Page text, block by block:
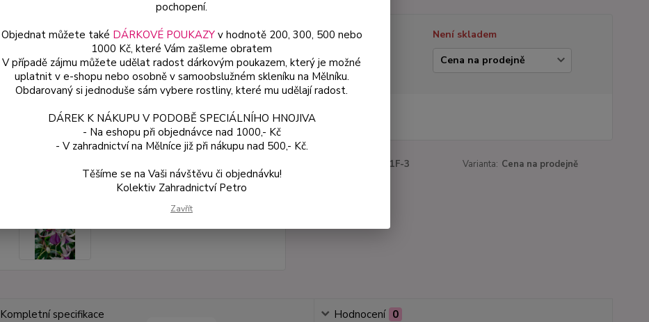
Dostupnost
Není skladem
Varianta
1031F-3 Varianta: Cena na prodejně
Kompletní specifikace Hodnocení 0
pochopení.
Objednat můžete také DÁRKOVÉ POUKAZYv hodnotě 200, 300, 500 nebo
1000 Kč, které Vám zašleme obratem
V případě zájmu můžete udělat radost dárkovým poukazem, který je možné
uplatnit v e-shopu nebo osobně v samoobslužném skleníku na Mělníku.
Obdarovaný si jednoduše sám vybere rostliny, které mu udělají radost.
DÁREK K NÁKUPU V PODOBĚ SPECIÁLNÍHO HNOJIVA
- Na eshopu při objednávce nad 1000,- Kč
- V zahradnictví na Mělníce již při nákupu nad 500,- Kč.
Těšíme se na Vaši návštěvu či objednávku!
Kolektiv Zahradnictví Petro
Zavřít